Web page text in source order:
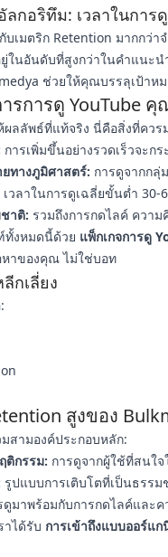
ลกอริทึม: เวลาในกา
เมตริก Retention มากกว่
ในอันดับที่สูงกว่าในคำแนะ
ช่วยให้คุณบรรลุเป้าห
รการดู YouTube
ลลัพธ์ที่แท้จริง นี่คือสิ่งที่ควร
การเพิ่มขึ้นอย่างรวดเร็วจะก
ทางภูมิศาสตร์: การดูจากกลุ่
เวลาในการดูเฉลี่ยขั้นต่ำ 30-
าติ: รวมถึงการกดไลค์ ควา
ทั้งหมดนี้ด้วย แพ็กเกจการดู
หาของคุณ ไม่ใช่บอท
กเลี่ยง
สูงของ
สามองค์ประกอบหลัก:
ติกรรม: การดูจากผู้ใช้ที่สนใ
รูปแบบการเติบโตที่เป็นธรรม
ดูมาพร้อมกับการกดไลค์และ
าได้รับ การเข้าถึงแบบออร์แ